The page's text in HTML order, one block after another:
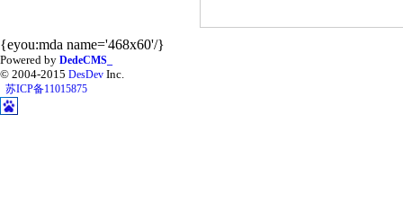
{eyou:mda name='468x60'/}
Powered by DedeCMS_
© 2004-2015 DesDev Inc.
苏ICP备11015875